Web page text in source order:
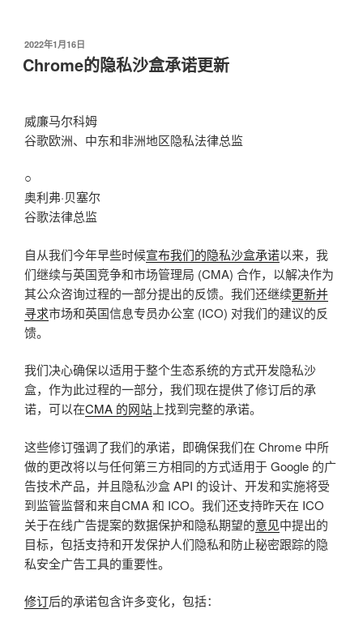
发
布
于
2022年1月16日
Chrome的隐私沙盒承诺更新
威廉马尔科姆
谷歌欧洲、中东和非洲地区隐私法律总监
○
奥利弗·贝塞尔
谷歌法律总监
自从我们今年早些时候宣布我们的隐私沙盒承诺以来，我
们继续与英国竞争和市场管理局 (CMA) 合作，以解决作为
其公众咨询过程的一部分提出的反馈。我们还继续更新并
寻求市场和英国信息专员办公室 (ICO) 对我们的建议的反
馈。
我们决心确保以适用于整个生态系统的方式开发隐私沙
盒，作为此过程的一部分，我们现在提供了修订后的承
诺，可以在CMA 的网站 上找到完整的承诺。
这些修订强调了我们的承诺，即确保我们在 Chrome 中所
做的更改将以与任何第三方相同的方式适用于 Google 的广
告技术产品，并且隐私沙盒 API 的设计、开发和实施将受
到监管监督和来自CMA 和 ICO。我们还支持昨天在 ICO
关于在线广告提案的数据保护和隐私期望的意见中提出的
目标，包括支持和开发保护人们隐私和防止秘密跟踪的隐
私安全广告工具的重要性。
修订后的承诺包含许多变化，包括：